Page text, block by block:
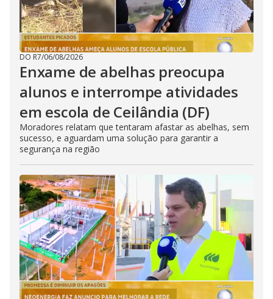
DO R7/06/08/2026
Enxame de abelhas preocupa
alunos e interrompe atividades
em escola de Ceilândia (DF)
Moradores relatam que tentaram afastar as abelhas, sem
sucesso, e aguardam uma solução para garantir a
segurança na região